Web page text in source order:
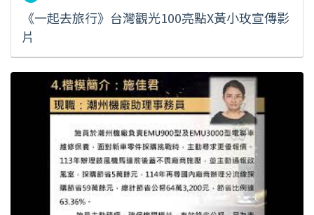
《一起去旅行》台灣觀光100亮點X黃小玫宣傳影
片